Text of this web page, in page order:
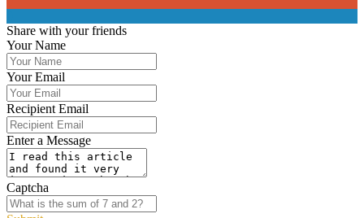
Share with your friends
Your Name
Your Email
Recipient Email
Enter a Message
Captcha